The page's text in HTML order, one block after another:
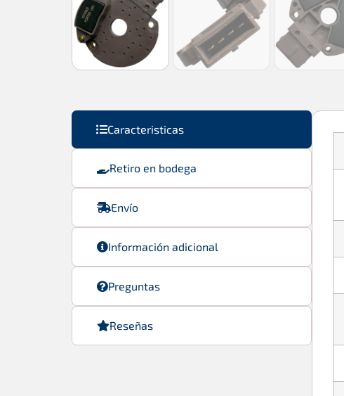
Caracteristicas
Retiro en bodega
Envío
Información adicional
Preguntas
Reseñas